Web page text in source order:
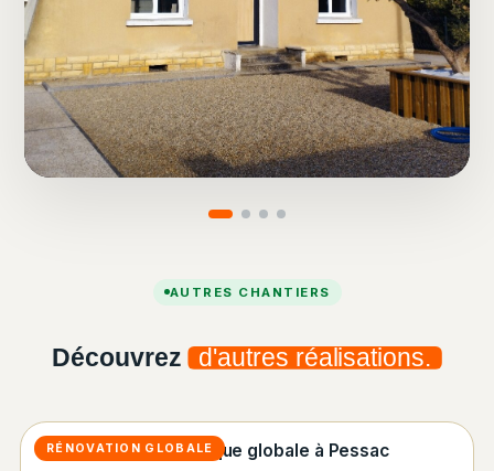
AUTRES CHANTIERS
Découvrez d'autres réalisations.
RÉNOVATION GLOBALE
Rénovation énergétique globale à Pessac